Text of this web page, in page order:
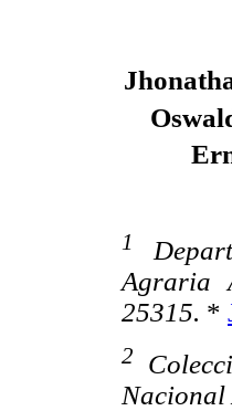
1
Agraria
25315. *
2
Nacional